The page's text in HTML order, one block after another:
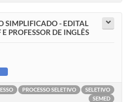
SIMPLIFICADO - EDITAL
PROFESSOR DE INGLÊS
PROCESSO SELETIVO
SELETIVO
SEMED